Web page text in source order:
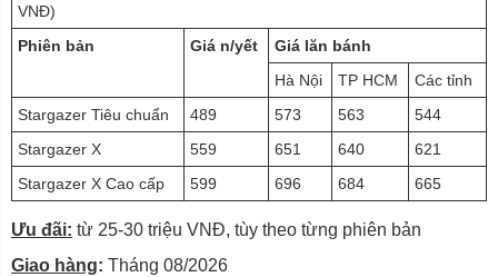
VNĐ)
Phiên bản
Giá n/yết
Giá lăn bánh
Hà Nội
TP HCM
Các tỉnh
Stargazer Tiêu chuẩn
489 573 563
544
Stargazer X
559 651 640
621
Stargazer X Cao cấp
599 696 684 665
Ưu đãi: từ 25-30 triệu VNĐ, tùy theo từng phiên bản
Giao hàng: Tháng 08/2026